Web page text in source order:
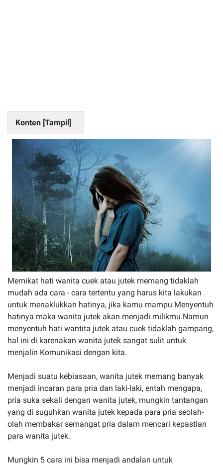
Konten [Tampil]
Memikat hati wanita cuek atau jutek memang tidaklah
mudah ada cara - cara tertentu yang harus kita lakukan
untuk menaklukkan hatinya, jika kamu mampu Menyentuh
hatinya maka wanita jutek akan menjadi milikmu.Namun
menyentuh hati wantita jutek atau cuek tidaklah gampang,
hal ini di karenakan wanita jutek sangat sulit untuk
menjalin Komunikasi dengan kita.
Menjadi suatu kebiasaan, wanita jutek memang banyak
menjadi incaran para pria dan laki-laki, entah mengapa,
pria suka sekali dengan wanita jutek, mungkin tantangan
yang di suguhkan wanita jutek kepada para pria seolah-
olah membakar semangat pria dalam mencari kepastian
para wanita jutek.
Mungkin 5 cara ini bisa menjadi andalan untuk